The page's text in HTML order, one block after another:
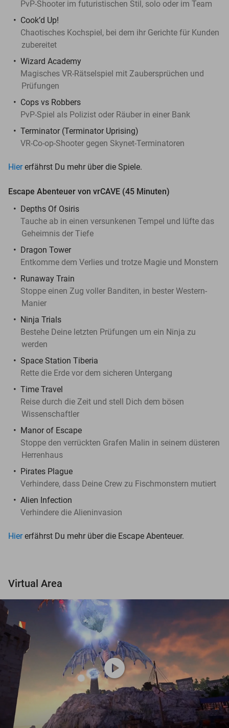
PvP-Shooter im futuristischen Stil, solo oder im Team
Cook’d Up!
Chaotisches Kochspiel, bei dem ihr Gerichte für Kunden
zubereitet
Wizard Academy
Magisches VR-Rätselspiel mit Zaubersprüchen und
Prüfungen
Cops vs Robbers
PvP-Spiel als Polizist oder Räuber in einer Bank
Terminator (Terminator Uprising)
VR-Co-op-Shooter gegen Skynet-Terminatoren
Hiererfährst Du mehr über die Spiele.
Escape Abenteuer von vrCAVE (45 Minuten)
Depths Of Osiris
Tauche ab in einen versunkenen Tempel und lüfte das
Geheimnis der Tiefe
Dragon Tower
Entkomme dem Verlies und trotze Magie und Monstern
Runaway Train
Stoppe einen Zug voller Banditen, in bester Western-
Manier
Ninja Trials
Bestehe Deine letzten Prüfungen um ein Ninja zu
werden
Space Station Tiberia
Rette die Erde vor dem sicheren Untergang
Time Travel
Reise durch die Zeit und stell Dich dem bösen
Wissenschaftler
Manor of Escape
Stoppe den verrückten Grafen Malin in seinem düsteren
Herrenhaus
Pirates Plague
Verhindere, dass Deine Crew zu Fischmonstern mutiert
Alien Infection
Verhindere die Alieninvasion
Hiererfährst Du mehr über die Escape Abenteuer.
Virtual Area
play_circle